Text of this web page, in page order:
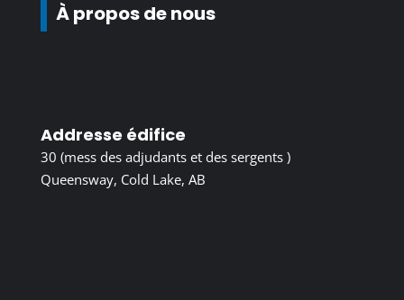
À propos de nous
Addresse édifice
30 (mess des adjudants et des sergents )
Queensway, Cold Lake, AB